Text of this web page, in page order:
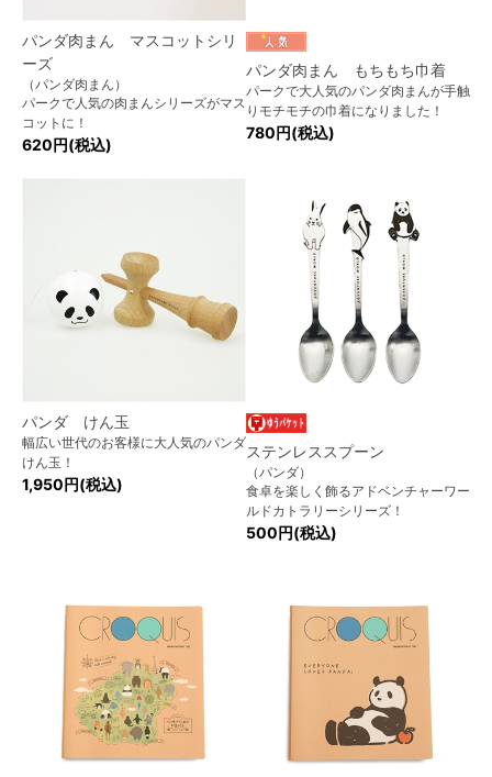
パンダ肉まん マスコットシリ
ーズ
（パンダ肉まん）
パークで人気の肉まんシリーズがマス
コットに！
620円(税込)
パンダ肉まん もちもち巾着
パークで大人気のパンダ肉まんが手触
りモチモチの巾着になりました！
780円(税込)
パンダ けん玉
幅広い世代のお客様に大人気のパンダ
けん玉！
1,950円(税込)
ステンレススプーン
（パンダ）
食卓を楽しく飾るアドベンチャーワー
ルドカトラリーシリーズ！
500円(税込)